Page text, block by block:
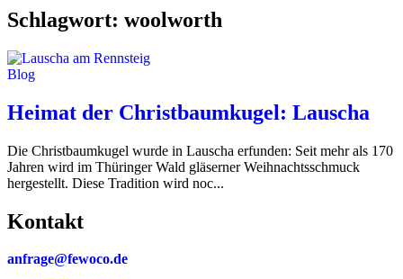
Schlagwort: woolworth
Blog
Heimat der Christbaumkugel: Lauscha
Die Christbaumkugel wurde in Lauscha erfunden: Seit mehr als 170
Jahren wird im Thüringer Wald gläserner Weihnachtsschmuck
hergestellt. Diese Tradition wird noc...
Kontakt
anfrage@fewoco.de